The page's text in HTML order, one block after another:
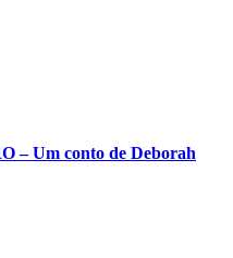
– Um conto de Deborah